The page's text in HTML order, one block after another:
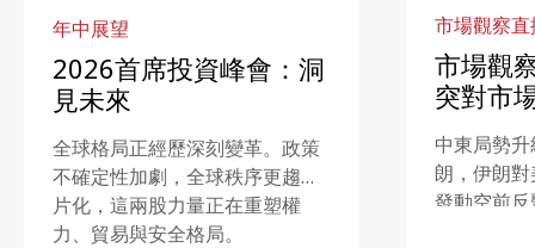
年中展望
2026首席投資峰會：洞
見未來
全球格局正經歷深刻變革。政策
不確定性加劇，全球秩序更趨碎
片化，這兩股力量正在重塑權
力、貿易與安全格局。
市場觀察直
市場觀
突對市
中東局勢
朗，伊朗
發動空前